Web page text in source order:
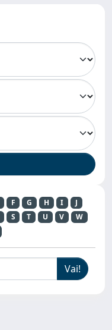
F G H I
J
S T U V
W